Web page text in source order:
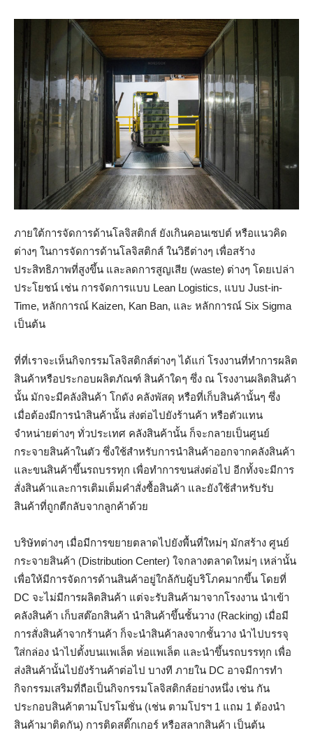
ภายใต้การจัดการด้านโลจิสติกส์ ยังเกินคอนเซปต์ หรือแนวคิด
ต่างๆ ในการจัดการด้านโลจิสติกส์ ในวิธีต่างๆ เพื่อสร้าง
ประสิทธิภาพที่สูงขึ้น และลดการสูญเสีย (waste) ต่างๆ โดยเปล่า
ประโยชน์ เช่น การจัดการแบบ Lean Logistics, แบบ Just-in-
Time, หลักการณ์ Kaizen, Kan Ban, และ หลักการณ์ Six Sigma
เป็นต้น
ที่ที่เราจะเห็นกิจกรรมโลจิสติกส์ต่างๆ ได้แก่ โรงงานที่ทำการผลิต
สินค้าหรือประกอบผลิตภัณฑ์ สินค้าใดๆ ซึ่ง ณ โรงงานผลิตสินค้า
นั้น มักจะมีคลังสินค้า โกดัง คลังพัสดุ หรือที่เก็บสินค้านั้นๆ ซึ่ง
เมื่อต้องมีการนำสินค้านั้น ส่งต่อไปยังร้านค้า หรือตัวแทน
จำหน่ายต่างๆ ทั่วประเทศ คลังสินค้านั้น ก็จะกลายเป็นศูนย์
กระจายสินค้าในตัว ซึ่งใช้สำหรับการนำสินค้าออกจากคลังสินค้า
และขนสินค้าขึ้นรถบรรทุก เพื่อทำการขนส่งต่อไป อีกทั้งจะมีการ
สั่งสินค้าและการเติมเต็มคำสั่งซื้อสินค้า และยังใช้สำหรับรับ
สินค้าที่ถูกตีกลับจากลูกค้าด้วย
บริษัทต่างๆ เมื่อมีการขยายตลาดไปยังพื้นที่ใหม่ๆ มักสร้าง ศูนย์
กระจายสินค้า (Distribution Center) ใจกลางตลาดใหม่ๆ เหล่านั้น
เพื่อให้มีการจัดการด้านสินค้าอยู่ใกล้กับผู้บริโภคมากขึ้น โดยที่
DC จะไม่มีการผลิตสินค้า แต่จะรับสินค้ามาจากโรงงาน นำเข้า
คลังสินค้า เก็บสต๊อกสินค้า นำสินค้าขึ้นชั้นวาง (Racking) เมื่อมี
การสั่งสินค้าจากร้านค้า ก็จะนำสินค้าลงจากชั้นวาง นำไปบรรจุ
ใส่กล่อง นำไปตั้งบนแพเล็ต ห่อแพเล็ต และนำขึ้นรถบรรทุก เพื่อ
ส่งสินค้านั้นไปยังร้านค้าต่อไป บางที ภายใน DC อาจมีการทำ
กิจกรรมเสริมที่ถือเป็นกิจกรรมโลจิสติกส์อย่างหนึ่ง เช่น กัน
ประกอบสินค้าตามโปรโมชั่น (เช่น ตามโปรฯ 1 แถม 1 ต้องนำ
สินค้ามาติดกัน) การติดสติ๊กเกอร์ หรือสลากสินค้า เป็นต้น